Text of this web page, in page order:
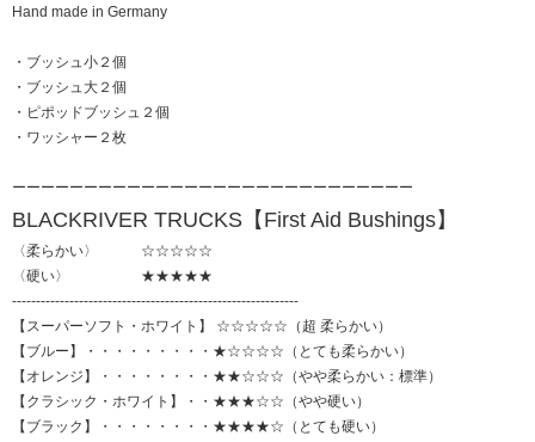
Hand made in Germany
・ブッシュ小２個
・ブッシュ大２個
・ピポッドブッシュ２個
・ワッシャー２枚
ーーーーーーーーーーーーーーーーーーーーーーーーーーーー
BLACKRIVER TRUCKS【First Aid Bushings】
〈柔らかい〉 ☆☆☆☆☆
〈硬い〉 ★★★★★
------------------------------------------------------------
【スーパーソフト・ホワイト】 ☆☆☆☆☆（超 柔らかい）
【ブルー】・・・・・・・・・★☆☆☆☆（とても柔らかい）
【オレンジ】・・・・・・・・★★☆☆☆（やや柔らかい：標準）
【クラシック・ホワイト】・・★★★☆☆（やや硬い）
【ブラック】・・・・・・・・★★★★☆（とても硬い）